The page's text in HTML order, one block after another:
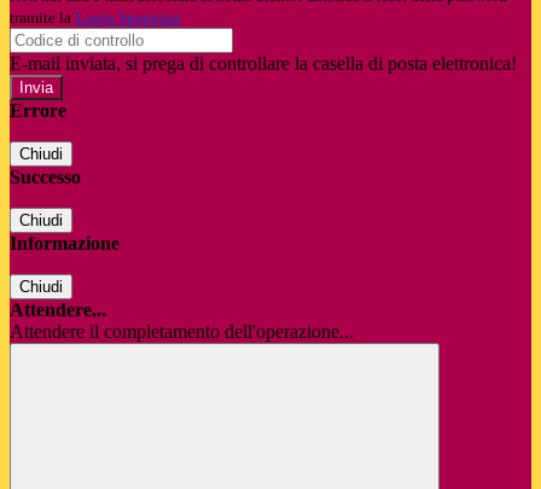
tramite la Login Spaggiari
E-mail inviata, si prega di controllare la casella di posta elettronica!
Errore
Chiudi
Successo
Chiudi
Informazione
Chiudi
Attendere...
Attendere il completamento dell'operazione...